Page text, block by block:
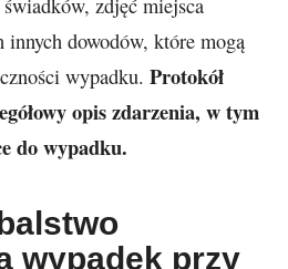
innych dowodów, które mogą
wypadku. Protokół
opis zdarzenia, w tym
do wypadku.
wypadek przy